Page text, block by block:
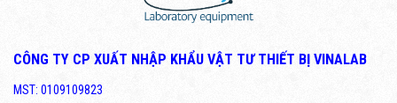
CÔNG TY CP XUẤT NHẬP KHẨU VẬT TƯ THIẾT BỊ VINALAB
MST: 0109109823